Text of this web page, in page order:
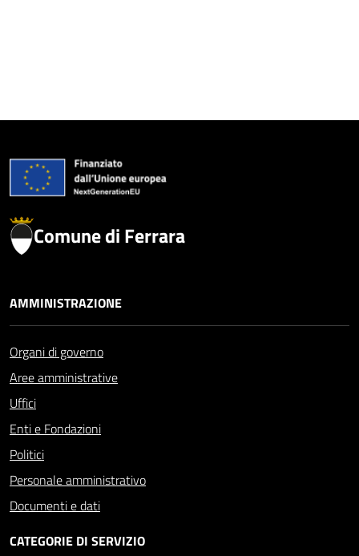
Comune di Ferrara
AMMINISTRAZIONE
Organi di governo
Aree amministrative
Uffici
Enti e Fondazioni
Politici
Personale amministrativo
Documenti e dati
CATEGORIE DI SERVIZIO